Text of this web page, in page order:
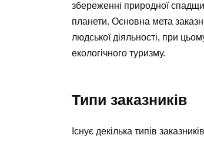
збереженні природної
планети. Основна мета
людської діяльності, при
екологічного туризму.
Типи заказників
Існує декілька типів